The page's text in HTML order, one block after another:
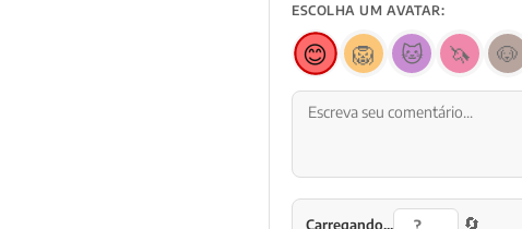
ESCOLHA UM AVATAR:
😊 🦁 🐱 🦄 🐶
Carregando... 🔄